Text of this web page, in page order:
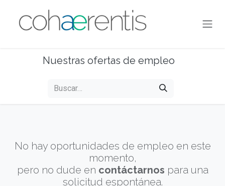
Nuestras ofertas de empleo
No hay oportunidades de empleo en este
momento,
pero no dude en contáctarnos para una
solicitud espontánea.